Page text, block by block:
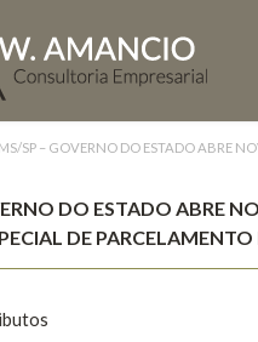
SP – GOVERNO DO ESTADO ABRE
DO ESTADO ABRE
DE